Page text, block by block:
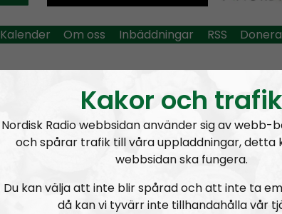
Kalender Om oss Inbäddningar RSS Donera
Radio Nordfront Mer än ord Opråb
Tag:Power Electronics
Kakor och trafik
Nordisk Radio webbsidan använder sig av webb-
och spårar trafik till våra uppladdningar, detta
webbsidan ska fungera.
Du kan välja att inte blir spårad och att inte ta
då kan vi tyvärr inte tillhandahålla vår